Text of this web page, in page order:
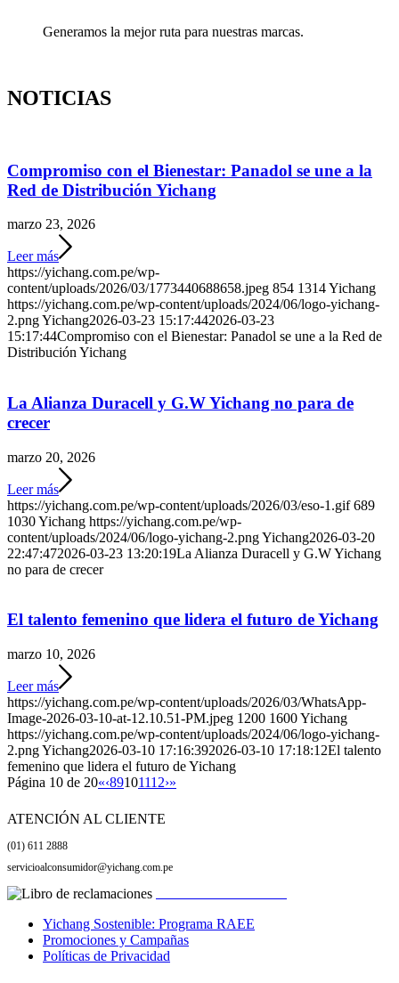
Generamos la mejor ruta para nuestras marcas.
NOTICIAS
Compromiso con el Bienestar: Panadol se une a la
Red de Distribución Yichang
marzo 23, 2026
Leer más
https://yichang.com.pe/wp-
content/uploads/2026/03/1773440688658.jpeg 854 1314Yichang
https://yichang.com.pe/wp-content/uploads/2024/06/logo-yichang-
2.pngYichang2026-03-23 15:17:442026-03-23
15:17:44Compromiso con el Bienestar: Panadol se une a la Red de
Distribución Yichang
La Alianza Duracell y G.W Yichang no para de
crecer
marzo 20, 2026
Leer más
https://yichang.com.pe/wp-content/uploads/2026/03/eso-1.gif 689
1030Yichang https://yichang.com.pe/wp-
content/uploads/2024/06/logo-yichang-2.pngYichang2026-03-20
22:47:472026-03-23 13:20:19La Alianza Duracell y G.W Yichang
no para de crecer
El talento femenino que lidera el futuro de Yichang
marzo 10, 2026
Leer más
https://yichang.com.pe/wp-content/uploads/2026/03/WhatsApp-
Image-2026-03-10-at-12.10.51-PM.jpeg 1200 1600Yichang
https://yichang.com.pe/wp-content/uploads/2024/06/logo-yichang-
2.pngYichang2026-03-10 17:16:392026-03-10 17:18:12El talento
femenino que lidera el futuro de Yichang
Página 10 de 20«‹89101112›»
ATENCIÓN AL CLIENTE
(01) 611 2888
servicioalconsumidor@yichang.com.pe
Yichang Sostenible: Programa RAEE
Promociones y Campañas
Políticas de Privacidad